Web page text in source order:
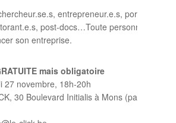
entrepreneur.e.s, porteur.se.s
post-docs…Toute personne
son entreprise.
mais obligatoire
27 novembre, 18h-20h
30 Boulevard Initialis à Mons (parking et